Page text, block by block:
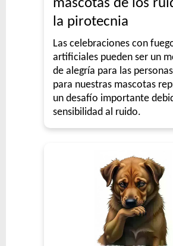
mascotas de los
la pirotecnia
Las celebraciones con
artificiales pueden ser un
de alegría para las
para nuestras mascotas
un desafío importante
sensibilidad al ruido.